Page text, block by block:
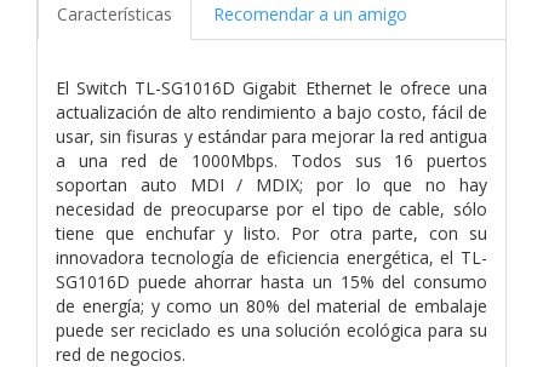
Características Recomendar a un amigo
El Switch TL-SG1016D Gigabit Ethernet le ofrece una
actualización de alto rendimiento a bajo costo, fácil de
usar, sin fisuras y estándar para mejorar la red antigua
a una red de 1000Mbps. Todos sus 16 puertos
soportan auto MDI / MDIX; por lo que no hay
necesidad de preocuparse por el tipo de cable, sólo
tiene que enchufar y listo. Por otra parte, con su
innovadora tecnología de eficiencia energética, el TL-
SG1016D puede ahorrar hasta un 15% del consumo
de energía; y como un 80% del material de embalaje
puede ser reciclado es una solución ecológica para su
red de negocios.